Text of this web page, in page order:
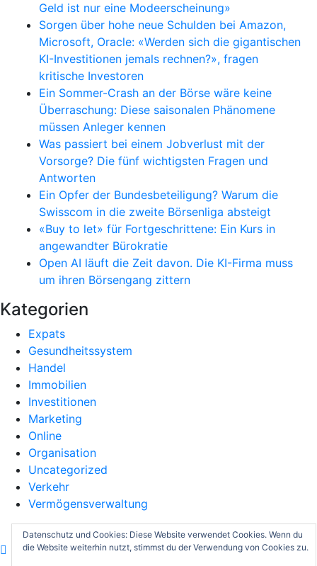
Geld ist nur eine Modeerscheinung»
Sorgen über hohe neue Schulden bei Amazon,
Microsoft, Oracle: «Werden sich die gigantischen
KI-Investitionen jemals rechnen?», fragen
kritische Investoren
Ein Sommer-Crash an der Börse wäre keine
Überraschung: Diese saisonalen Phänomene
müssen Anleger kennen
Was passiert bei einem Jobverlust mit der
Vorsorge? Die fünf wichtigsten Fragen und
Antworten
Ein Opfer der Bundesbeteiligung? Warum die
Swisscom in die zweite Börsenliga absteigt
«Buy to let» für Fortgeschrittene: Ein Kurs in
angewandter Bürokratie
Open AI läuft die Zeit davon. Die KI-Firma muss
um ihren Börsengang zittern
Kategorien
Expats
Gesundheitssystem
Handel
Immobilien
Investitionen
Marketing
Online
Organisation
Uncategorized
Verkehr
Vermögensverwaltung
Copyright © 2019 | Powered byWordPress
Datenschutz und Cookies: Diese Website verwendet Cookies. Wenn du
die Website weiterhin nutzt, stimmst du der Verwendung von Cookies zu.